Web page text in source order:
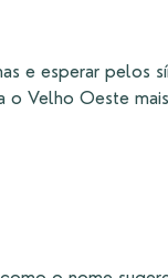
e esperar pelos
Velho Oeste